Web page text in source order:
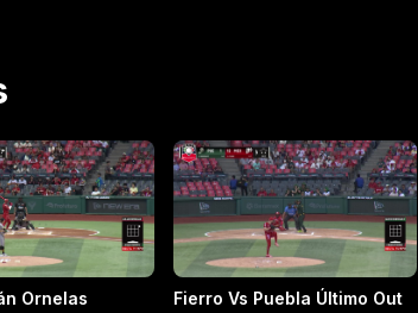
Ornelas Fierro Vs Puebla Último Out